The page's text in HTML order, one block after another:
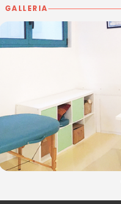
Dal Lunedì al Venerdì
CRISTIAN BRESSAN
Professionista
Via Sclavons 239 (c/o
Tel. 3923584845
P.IVA 02865150300
Per ulteriori
acquisto scrivi a
GALLERIA